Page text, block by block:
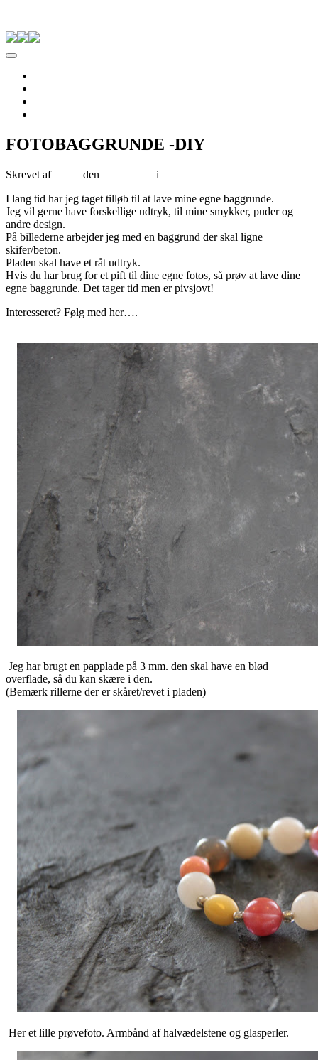
Pernille Albers
FOTOBAGGRUNDE -DIY
Skrevet af den i
I lang tid har jeg taget tilløb til at lave mine egne baggrunde.
Jeg vil gerne have forskellige udtryk, til mine smykker, puder og
andre design.
På billederne arbejder jeg med en baggrund der skal ligne
skifer/beton.
Pladen skal have et råt udtryk.
Hvis du har brug for et pift til dine egne fotos, så prøv at lave dine
egne baggrunde. Det tager tid men er pivsjovt!
Interesseret? Følg med her….
Jeg har brugt en papplade på 3 mm. den skal have en blød
overflade, så du kan skære i den.
(Bemærk rillerne der er skåret/revet i pladen)
Her et lille prøvefoto. Armbånd af halvædelstene og glasperler.